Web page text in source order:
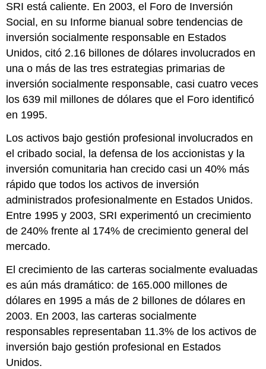
SRI está caliente. En 2003, el Foro de Inversión
Social, en su Informe bianual sobre tendencias de
inversión socialmente responsable en Estados
Unidos, citó 2.16 billones de dólares involucrados en
una o más de las tres estrategias primarias de
inversión socialmente responsable, casi cuatro veces
los 639 mil millones de dólares que el Foro identificó
en 1995.
Los activos bajo gestión profesional involucrados en
el cribado social, la defensa de los accionistas y la
inversión comunitaria han crecido casi un 40% más
rápido que todos los activos de inversión
administrados profesionalmente en Estados Unidos.
Entre 1995 y 2003, SRI experimentó un crecimiento
de 240% frente al 174% de crecimiento general del
mercado.
El crecimiento de las carteras socialmente evaluadas
es aún más dramático: de 165.000 millones de
dólares en 1995 a más de 2 billones de dólares en
2003. En 2003, las carteras socialmente
responsables representaban 11.3% de los activos de
inversión bajo gestión profesional en Estados
Unidos.